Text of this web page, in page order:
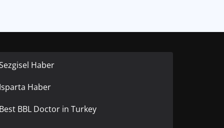
Haber
Haber
BBL Doctor in Turkey